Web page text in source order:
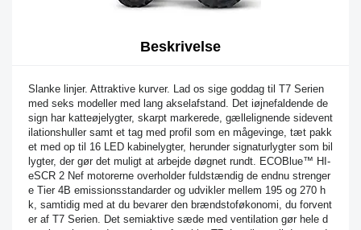
Beskrivelse
Slanke linjer. Attraktive kurver. Lad os sige goddag til T7 Serien
med seks modeller med lang akselafstand. Det iøjnefaldende de
sign har katteøjelygter, skarpt markerede, gællelignende sidevent
ilationshuller samt et tag med profil som en mågevinge, tæt pakk
et med op til 16 LED kabinelygter, herunder signaturlygter som bil
lygter, der gør det muligt at arbejde døgnet rundt. ECOBlue™ HI-
eSCR 2 Nef motorerne overholder fuldstændig de endnu strenger
e Tier 4B emissionsstandarder og udvikler mellem 195 og 270 h
k, samtidig med at du bevarer den brændstoføkonomi, du forvent
er af T7 Serien. Det semiaktive sæde med ventilation gør hele d